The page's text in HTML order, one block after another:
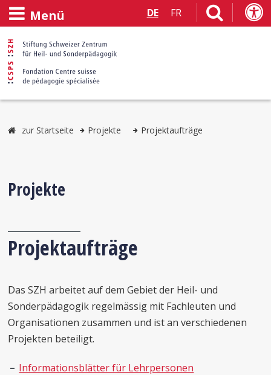
Menü DE FR
zur Startseite Projekte Projektaufträge
Projekte
Projektaufträge
Das SZH arbeitet auf dem Gebiet der Heil- und
Sonderpädagogik regelmässig mit Fachleuten und
Organisationen zusammen und ist an verschiedenen
Projekten beteiligt.
Informationsblätter für Lehrpersonen